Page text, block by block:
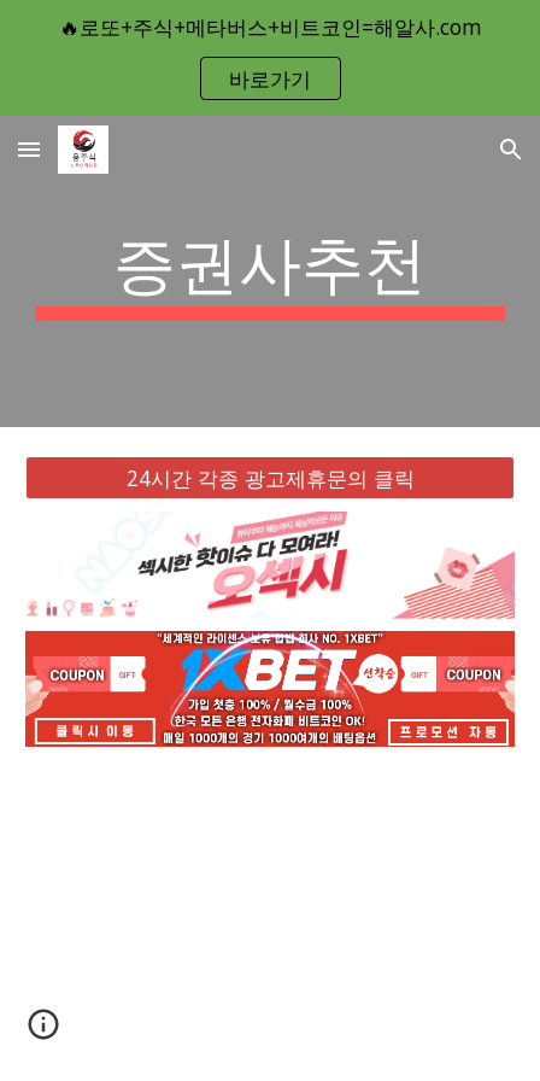
Skip to main content Skip to navigation
🔥로또+주식+메타버스+비트코인=해알사.com
바로가기
증권사추천
24시간 각종 광고제휴문의 클릭